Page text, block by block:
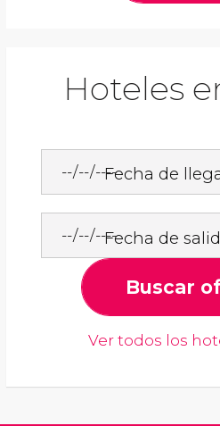
Hoteles
Fecha de
Fecha de
Buscar
Ver todos los